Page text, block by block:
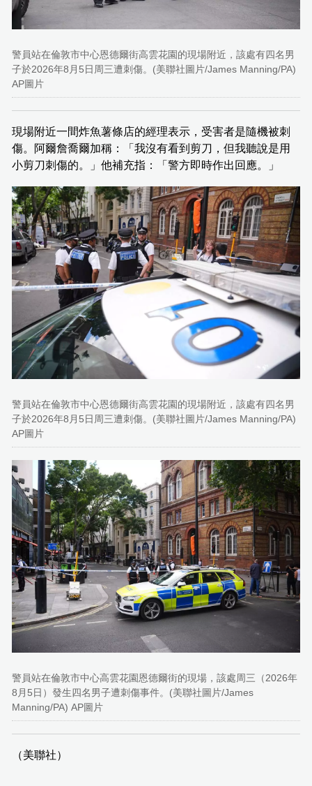
警員站在倫敦市中心恩德爾街高雲花園的現場附近，該處有四名男
子於2026年8月5日周三遭刺傷。(美聯社圖片/James Manning/PA)
AP圖片
現場附近一間炸魚薯條店的經理表示，受害者是隨機被刺
傷。阿爾詹喬爾加稱：「我沒有看到剪刀，但我聽說是用
小剪刀刺傷的。」他補充指：「警方即時作出回應。」
警員站在倫敦市中心恩德爾街高雲花園的現場附近，該處有四名男
子於2026年8月5日周三遭刺傷。(美聯社圖片/James Manning/PA)
AP圖片
警員站在倫敦市中心高雲花園恩德爾街的現場，該處周三（2026年
8月5日）發生四名男子遭刺傷事件。(美聯社圖片/James
Manning/PA) AP圖片
（美聯社）